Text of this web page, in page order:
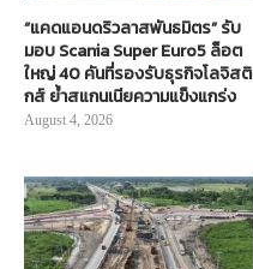
“แคดแอนดริวลาสพันธมิตร” รับ
มอบ Scania Super Euro5 ล็อต
ใหญ่ 40 คันที่รองรับธุรกิจโลจิสติ
กส์ ย้ำสแกนเนียความแข็งแกร่ง
August 4, 2026